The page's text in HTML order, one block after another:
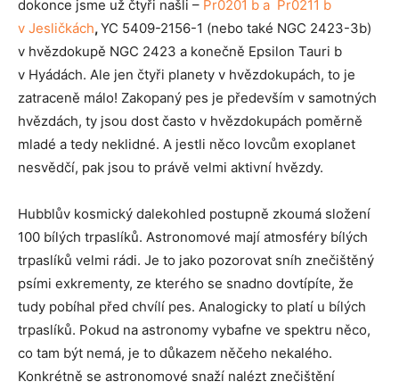
dokonce jsme už čtyři našli – Pr0201 b a Pr0211 b
v Jesličkách,YC 5409-2156-1 (nebo také NGC 2423-3b)
v hvězdokupě NGC 2423 a konečně Epsilon Tauri b
v Hyádách. Ale jen čtyři planety v hvězdokupách, to je
zatraceně málo! Zakopaný pes je především v samotných
hvězdách, ty jsou dost často v hvězdokupách poměrně
mladé a tedy neklidné. A jestli něco lovcům exoplanet
nesvědčí, pak jsou to právě velmi aktivní hvězdy.
Hubblův kosmický dalekohled postupně zkoumá složení
100 bílých trpaslíků. Astronomové mají atmosféry bílých
trpaslíků velmi rádi. Je to jako pozorovat sníh znečištěný
psími exkrementy, ze kterého se snadno dovtípíte, že
tudy pobíhal před chvílí pes. Analogicky to platí u bílých
trpaslíků. Pokud na astronomy vybafne ve spektru něco,
co tam být nemá, je to důkazem něčeho nekalého.
Konkrétně se astronomové snaží nalézt znečištění